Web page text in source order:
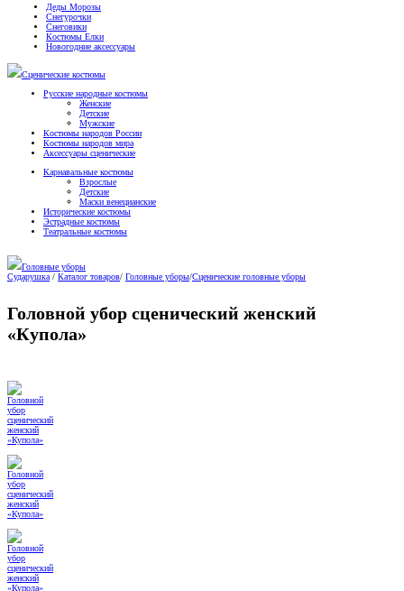
Деды Морозы
Снегурочки
Снеговики
Костюмы Елки
Новогодние аксессуары
Сценические костюмы
Русские народные костюмы
Женские
Детские
Мужские
Костюмы народов России
Костюмы народов мира
Аксессуары сценические
Карнавальные костюмы
Взрослые
Детские
Маски венецианские
Исторические костюмы
Эстрадные костюмы
Театральные костюмы
Головные уборы
Сударушка / Каталог товаров/ Головные уборы/Сценические головные уборы
Головной убор сценический женский
«Купола»